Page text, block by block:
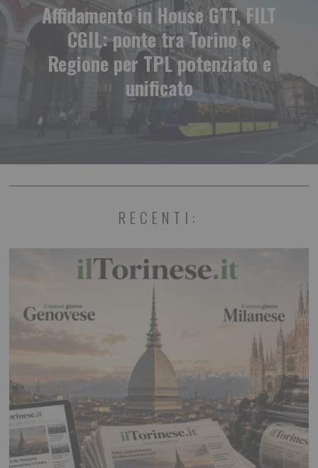
Affidamento in House GTT, FILT
CGIL: ponte tra Torino e
Regione per TPL potenziato e
unificato
RECENTI: